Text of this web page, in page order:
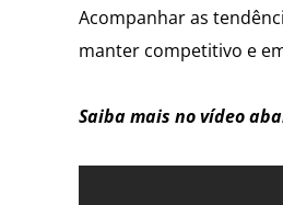
Acompanhar as
manter competitivo e
Saiba mais no vídeo